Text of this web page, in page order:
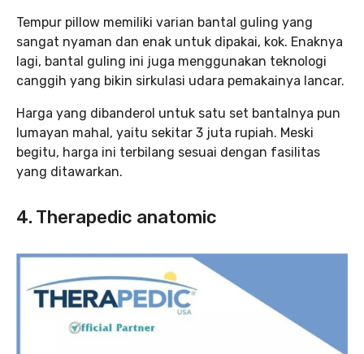
Tempur pillow memiliki varian bantal guling yang
sangat nyaman dan enak untuk dipakai, kok. Enaknya
lagi, bantal guling ini juga menggunakan teknologi
canggih yang bikin sirkulasi udara pemakainya lancar.
Harga yang dibanderol untuk satu set bantalnya pun
lumayan mahal, yaitu sekitar 3 juta rupiah. Meski
begitu, harga ini terbilang sesuai dengan fasilitas
yang ditawarkan.
4. Therapedic anatomic